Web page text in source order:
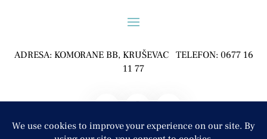
ADRESA: KOMORANE BB, KRUŠEVAC TELEFON: 0677 16
11 77